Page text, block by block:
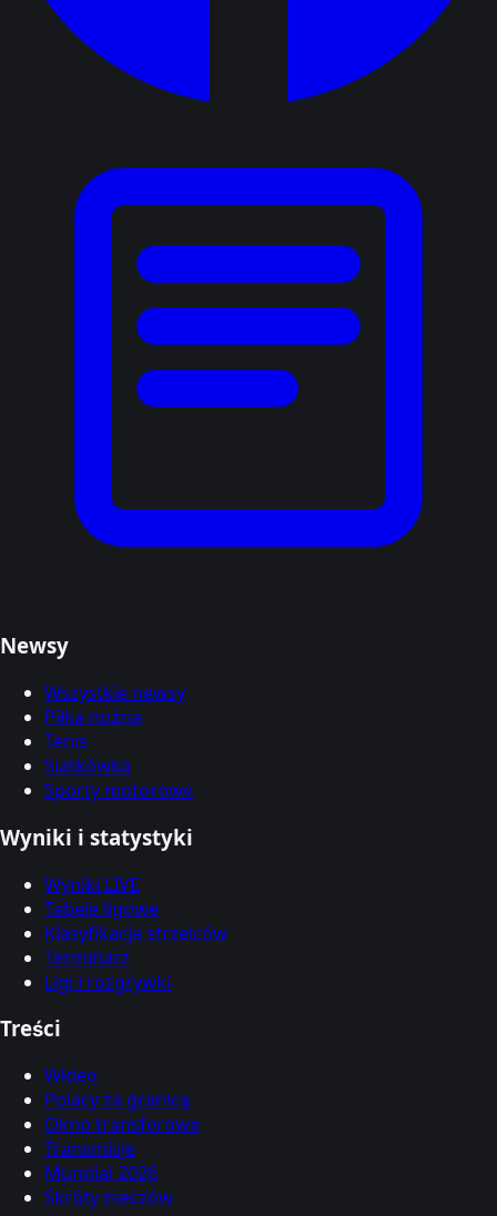
Newsy
Wszystkie newsy
Piłka nożna
Tenis
Siatkówka
Sporty motorowe
Wyniki i statystyki
Wyniki LIVE
Tabele ligowe
Klasyfikacja strzelców
Terminarz
Ligi i rozgrywki
Treści
Wideo
Polacy za granicą
Okno transferowe
Transmisje
Mundial 2026
Skróty meczów